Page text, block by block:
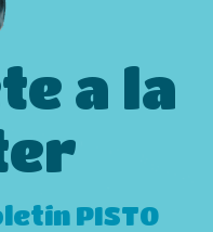
a la
PISTO